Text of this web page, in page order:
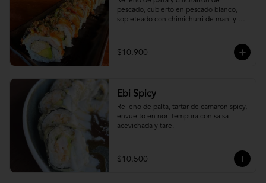
pescado, cubierto en pescado blanco,
sopleteado con chimichurri de mani y
$10.900
Ebi Spicy
Relleno de palta, tartar de camaron spicy,
envuelto en nori tempura con salsa
acevichada y tare.
$10.500